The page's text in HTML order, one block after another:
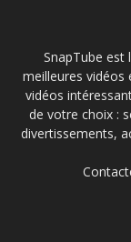
SnapTube est
meilleures vidéos
vidéos
de votre choix :
divertissements,